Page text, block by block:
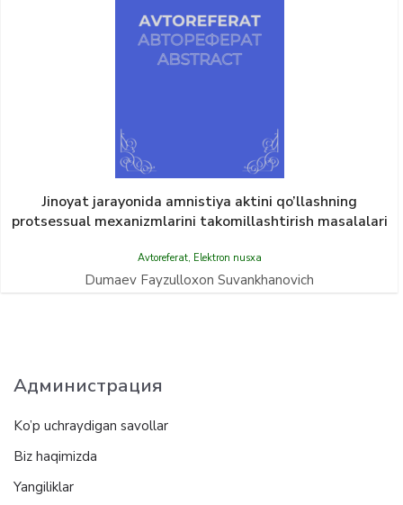
Jinoyat jarayonida amnistiya aktini qo’llashning
protsessual mexanizmlarini takomillashtirish masalalari
Avtoreferat, Elektron nusxa
Dumaev Fayzulloxon Suvankhanovich
Администрация
Ko’p uchraydigan savollar
Biz haqimizda
Yangiliklar